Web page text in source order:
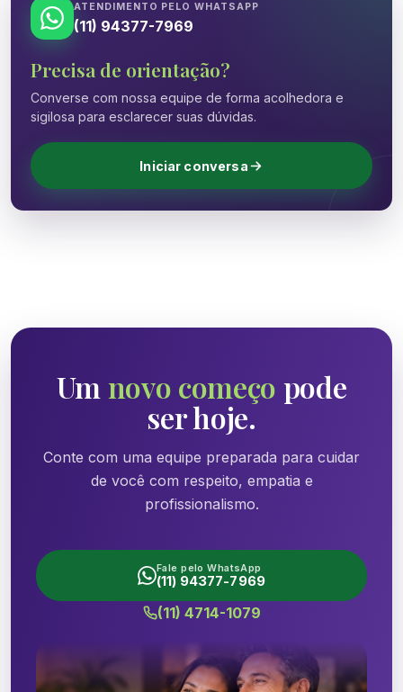
ATENDIMENTO PELO WHATSAPP
(11) 94377-7969
Precisa de orientação?
Converse com nossa equipe de forma acolhedora e
sigilosa para esclarecer suas dúvidas.
Iniciar conversa
Um novo começo pode
ser hoje.
Conte com uma equipe preparada para cuidar
de você com respeito, empatia e
profissionalismo.
Fale pelo WhatsApp
(11) 94377-7969
(11) 4714-1079